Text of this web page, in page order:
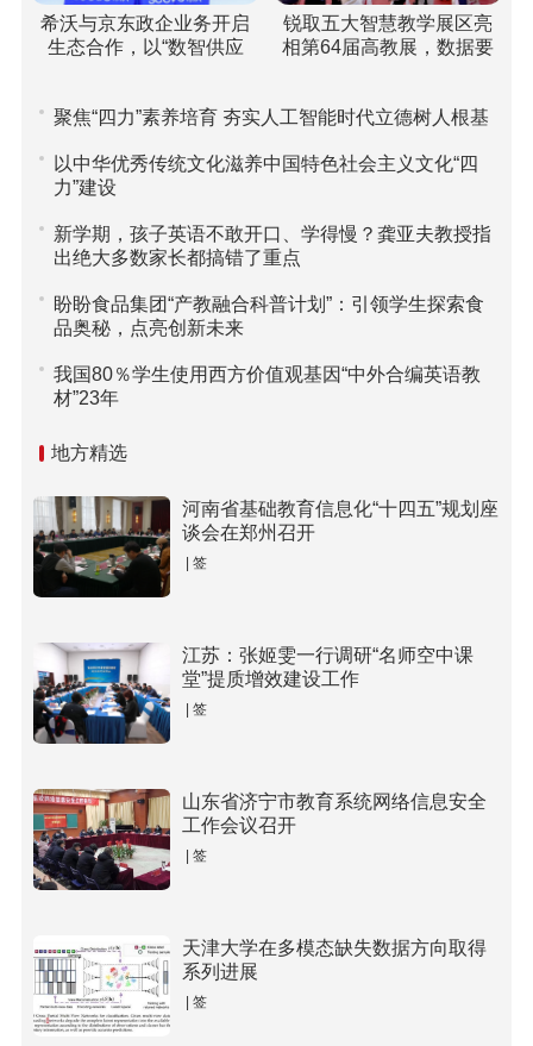
希沃与京东政企业务开启
生态合作，以“数智供应
锐取五大智慧教学展区亮
相第64届高教展，数据要
聚焦“四力”素养培育 夯实人工智能时代立德树人根基
以中华优秀传统文化滋养中国特色社会主义文化“四
力”建设
新学期，孩子英语不敢开口、学得慢？龚亚夫教授指
出绝大多数家长都搞错了重点
盼盼食品集团“产教融合科普计划”：引领学生探索食
品奥秘，点亮创新未来
我国80％学生使用西方价值观基因“中外合编英语教
材”23年
地方精选
河南省基础教育信息化“十四五”规划座
谈会在郑州召开
| 签
江苏：张姬雯一行调研“名师空中课
堂”提质增效建设工作
| 签
山东省济宁市教育系统网络信息安全
工作会议召开
| 签
天津大学在多模态缺失数据方向取得
系列进展
| 签